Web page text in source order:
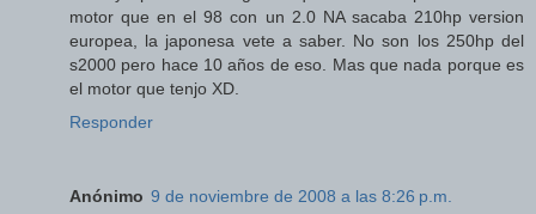
motor que en el 98 con un 2.0 NA sacaba 210hp version
europea, la japonesa vete a saber. No son los 250hp del
s2000 pero hace 10 años de eso. Mas que nada porque es
el motor que tenjo XD.
Responder
Anónimo 9 de noviembre de 2008 a las 8:26 p.m.